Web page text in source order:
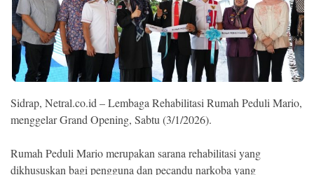
Memori
Sidrap, Netral.co.id – Lembaga Rehabilitasi Rumah Peduli Mario,
menggelar Grand Opening, Sabtu (3/1/2026).
Rumah Peduli Mario merupakan sarana rehabilitasi yang
dikhususkan bagi pengguna dan pecandu narkoba yang